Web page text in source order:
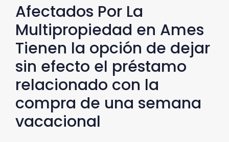
Afectados Por La
Multipropiedad en Ames
Tienen la opción de dejar
sin efecto el préstamo
relacionado con la
compra de una semana
vacacional